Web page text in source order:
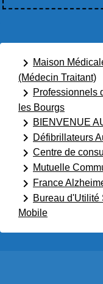
keyboard_arrow_right Maison
(Médecin Traitant)
keyboard_arrow_right Professionnels
les Bourgs
keyboard_arrow_right BIENVENUE
keyboard_arrow_right Défibrillateurs
keyboard_arrow_right Centre de
keyboard_arrow_right Mutuelle
keyboard_arrow_right France
keyboard_arrow_right Bureau d'Utilité
Mobile